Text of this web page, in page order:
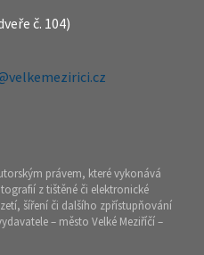
č. 104)
právem, které vykonává
z tištěné či elektronické
šíření či dalšího zpřístupňování
– město Velké Meziříčí –